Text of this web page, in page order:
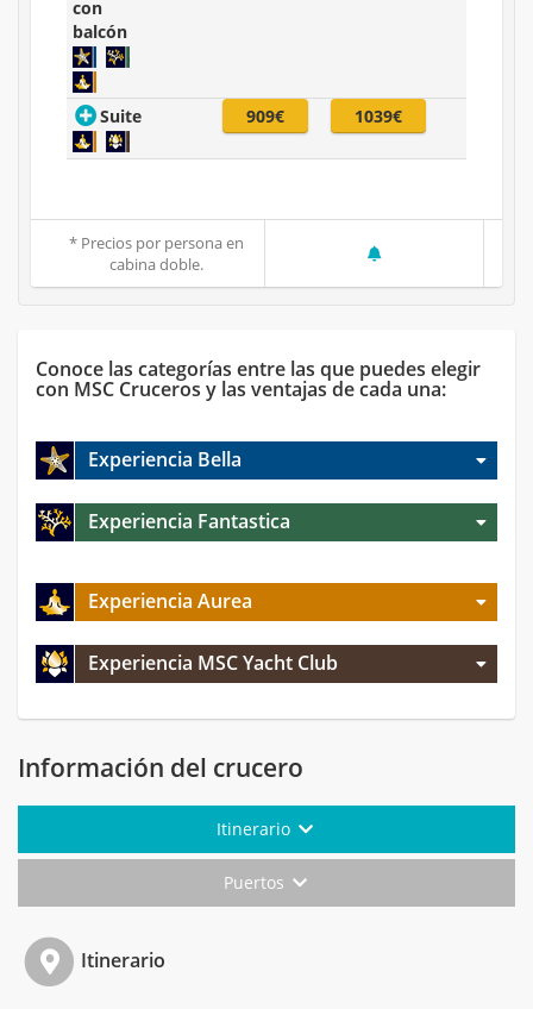
con
balcón
Suite 909€ 1039€
* Precios por persona en
cabina doble.
Conoce las categorías entre las que puedes elegir
con MSC Cruceros y las ventajas de cada una:
Experiencia Bella
Experiencia Fantastica
Experiencia Aurea
Experiencia MSC Yacht Club
Información del crucero
Itinerario
Puertos
Itinerario